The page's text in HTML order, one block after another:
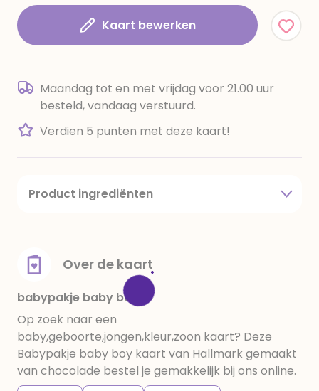
Kaart bewerken
Maandag tot en met vrijdag voor 21.00 uur
besteld, vandaag verstuurd.
Verdien 5 punten met deze kaart!
Product ingrediënten
amandelen,cacaomassa, emulgator (sojalecithine),
voedingszuur: citroenzuur E 330, verdikkingsmiddel
E415, water, bevochtigingsmiddel E422, emulgator:
E433, kleurstoffen: E102, E110, E122: kan de activiteit en
concentratie van kinderen negatief beïnvloeden,
E133, E151. Chocolade bevat ten minste 34%
cacaobestanddelen. Kan sporen van gluten
bevatten. Koel en droog bewaren.
Over de kaart
babypakje baby boy
Op zoek naar een
baby,geboorte,jongen,kleur,zoon kaart? Deze
Babypakje baby boy kaart van Hallmark gemaakt
van chocolade bestel je gemakkelijk bij ons online.